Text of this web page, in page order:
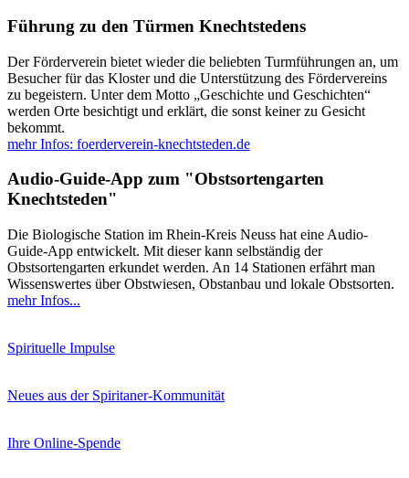
Führung zu den Türmen Knechtstedens
Der Förderverein bietet wieder die beliebten Turmführungen an, um
Besucher für das Kloster und die Unterstützung des Fördervereins
zu begeistern. Unter dem Motto „Geschichte und Geschichten“
werden Orte besichtigt und erklärt, die sonst keiner zu Gesicht
bekommt.
mehr Infos: foerderverein-knechtsteden.de
Audio-Guide-App zum "Obstsortengarten
Knechtsteden"
Die Biologische Station im Rhein-Kreis Neuss hat eine Audio-
Guide-App entwickelt. Mit dieser kann selbständig der
Obstsortengarten erkundet werden. An 14 Stationen erfährt man
Wissenswertes über Obstwiesen, Obstanbau und lokale Obstsorten.
mehr Infos...
Spirituelle Impulse
Neues aus der Spiritaner-Kommunität
Ihre Online-Spende